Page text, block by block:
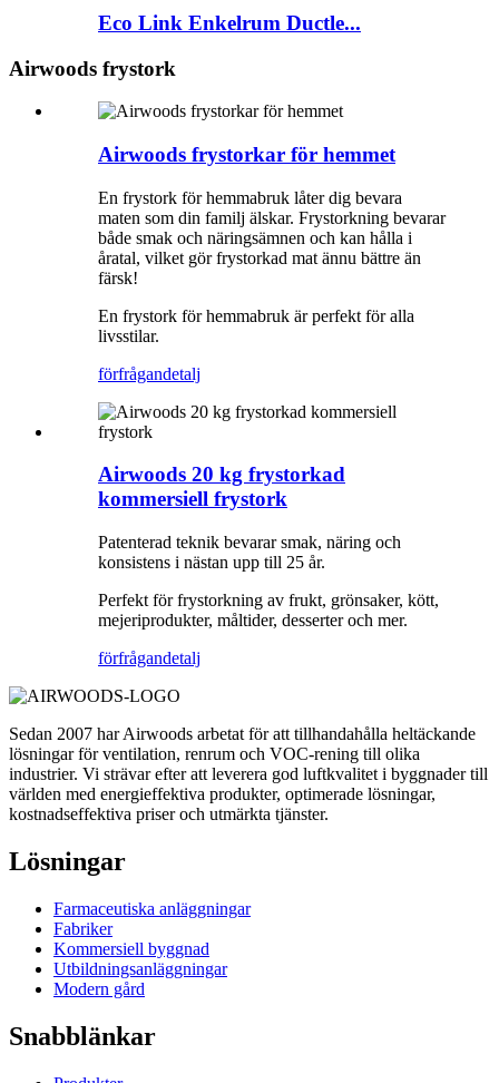
Eco Link Enkelrum Ductle...
Airwoods frystork
Airwoods frystorkar för hemmet
En frystork för hemmabruk låter dig bevara
maten som din familj älskar. Frystorkning bevarar
både smak och näringsämnen och kan hålla i
åratal, vilket gör frystorkad mat ännu bättre än
färsk!
En frystork för hemmabruk är perfekt för alla
livsstilar.
förfrågandetalj
Airwoods 20 kg frystorkad
kommersiell frystork
Patenterad teknik bevarar smak, näring och
konsistens i nästan upp till 25 år.
Perfekt för frystorkning av frukt, grönsaker, kött,
mejeriprodukter, måltider, desserter och mer.
förfrågandetalj
Sedan 2007 har Airwoods arbetat för att tillhandahålla heltäckande
lösningar för ventilation, renrum och VOC-rening till olika
industrier. Vi strävar efter att leverera god luftkvalitet i byggnader till
världen med energieffektiva produkter, optimerade lösningar,
kostnadseffektiva priser och utmärkta tjänster.
Lösningar
Farmaceutiska anläggningar
Fabriker
Kommersiell byggnad
Utbildningsanläggningar
Modern gård
Snabblänkar